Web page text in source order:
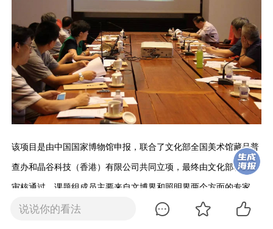
该项目是由中国国家博物馆申报，联合了文化部全国美术馆藏品普
查办和晶谷科技（香港）有限公司共同立项，最终由文化部科技司
审核通过。课题组成员主要来自文博界和照明界两个方面的专家，
是一个跨学科、跨领域的联合协作。
说说你的看法